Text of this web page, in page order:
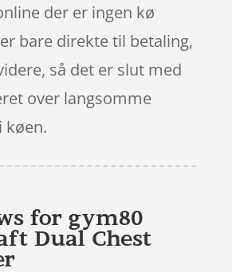
der er ingen kø
bare direkte til betaling,
så det er slut med
over langsomme
køen.
for gym80
Dual Chest